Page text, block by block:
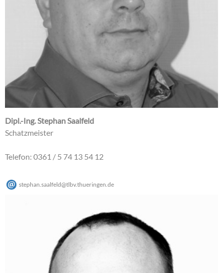
Dipl.-Ing. Stephan Saalfeld
Schatzmeister
Telefon: 0361 / 5 74 13 54 12
stephan.saalfeld@tlbv.thueringen.de